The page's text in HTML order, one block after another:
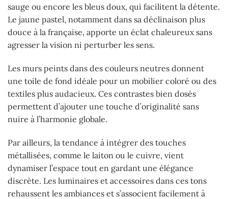
sauge ou encore les bleus doux, qui facilitent la détente.
Le jaune pastel, notamment dans sa déclinaison plus
douce à la française, apporte un éclat chaleureux sans
agresser la vision ni perturber les sens.
Les murs peints dans des couleurs neutres donnent
une toile de fond idéale pour un mobilier coloré ou des
textiles plus audacieux. Ces contrastes bien dosés
permettent d’ajouter une touche d’originalité sans
nuire à l’harmonie globale.
Par ailleurs, la tendance à intégrer des touches
métallisées, comme le laiton ou le cuivre, vient
dynamiser l’espace tout en gardant une élégance
discrète. Les luminaires et accessoires dans ces tons
rehaussent les ambiances et s’associent facilement à